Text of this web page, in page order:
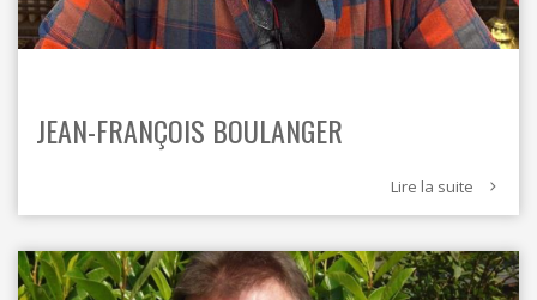
JEAN-FRANÇOIS BOULANGER
Lire la suite